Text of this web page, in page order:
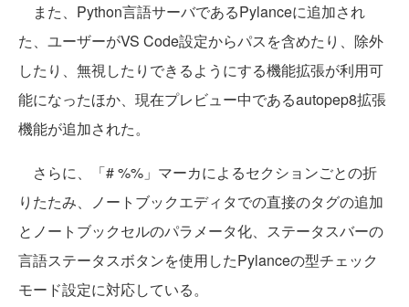
また、Python言語サーバであるPylanceに追加され
た、ユーザーがVS Code設定からパスを含めたり、除外
したり、無視したりできるようにする機能拡張が利用可
能になったほか、現在プレビュー中であるautopep8拡張
機能が追加された。
さらに、「# %%」マーカによるセクションごとの折
りたたみ、ノートブックエディタでの直接のタグの追加
とノートブックセルのパラメータ化、ステータスバーの
言語ステータスボタンを使用したPylanceの型チェック
モード設定に対応している。